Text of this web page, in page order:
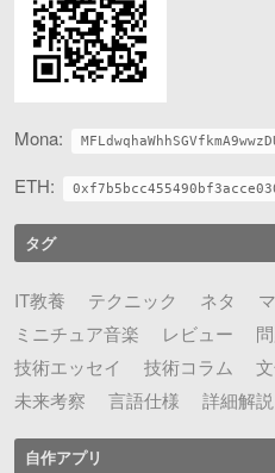
Mona:
ETH:
タグ
IT教養 テクニック ネタ
ミニチュア音楽
レビュー
技術エッセイ
技術コラム
未来考察
言語仕様 詳細解説
自作アプリ